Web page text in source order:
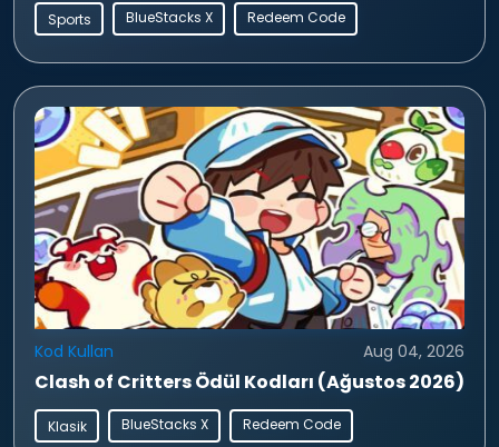
Sports BlueStacks X Redeem Code
Kod Kullan Aug 04, 2026
Clash of Critters Ödül Kodları (Ağustos 2026)
Klasik BlueStacks X Redeem Code